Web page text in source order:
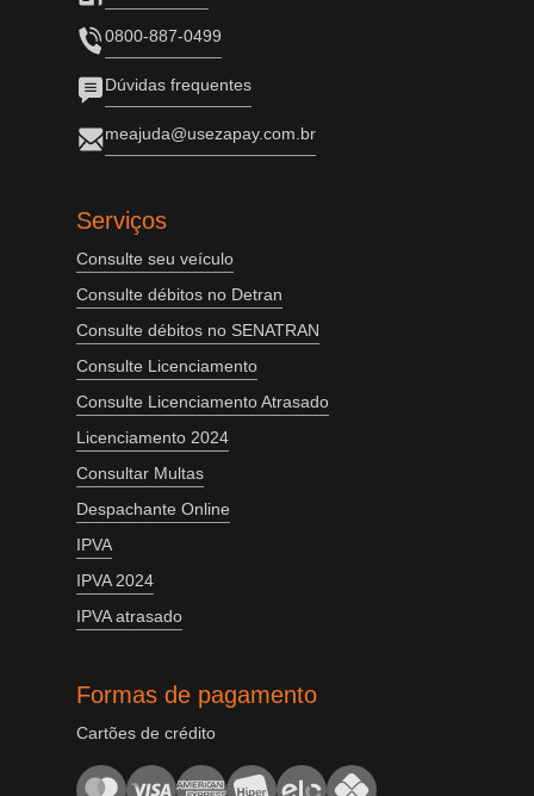
0800-887-0499
Dúvidas frequentes
meajuda@usezapay.com.br
Serviços
Consulte seu veículo
Consulte débitos no Detran
Consulte débitos no SENATRAN
Consulte Licenciamento
Consulte Licenciamento Atrasado
Licenciamento 2024
Consultar Multas
Despachante Online
IPVA
IPVA 2024
IPVA atrasado
Formas de pagamento
Cartões de crédito